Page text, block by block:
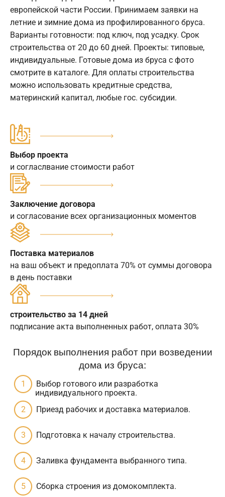
европейской части России. Принимаем заявки на
летние и зимние дома из профилированного бруса.
Варианты готовности: под ключ, под усадку. Срок
строительства от 20 до 60 дней. Проекты: типовые,
индивидуальные. Готовые дома из бруса с фото
смотрите в каталоге. Для оплаты строительства
можно использовать кредитные средства,
материнский капитал, любые гос. субсидии.
Выбор проекта
и согласлвание стоимости работ
Заключение договора
и согласование всех организационных моментов
Поставка материалов
на ваш объект и предоплата 70% от суммы договора
в день поставки
строительство за 14 дней
подписание акта выполненных работ, оплата 30%
Порядок выполнения работ при возведении
дома из бруса:
Выбор готового или разработка
индивидуального проекта.
Приезд рабочих и доставка материалов.
Подготовка к началу строительства.
Заливка фундамента выбранного типа.
Сборка строения из домокомплекта.